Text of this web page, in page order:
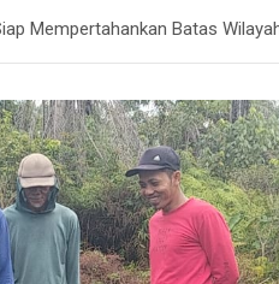
Mempertahankan Batas